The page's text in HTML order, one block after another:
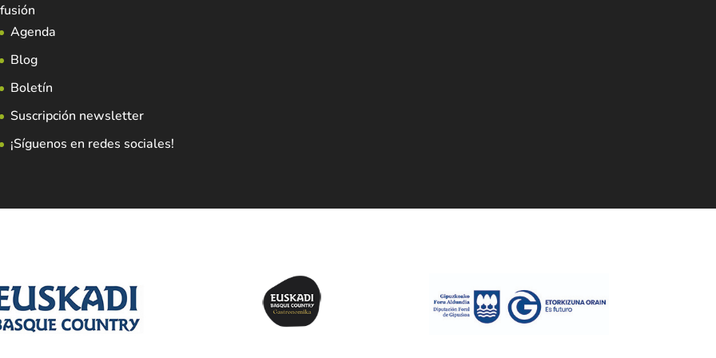
Agenda
Blog
Boletín
Suscripción newsletter
¡Síguenos en redes sociales!